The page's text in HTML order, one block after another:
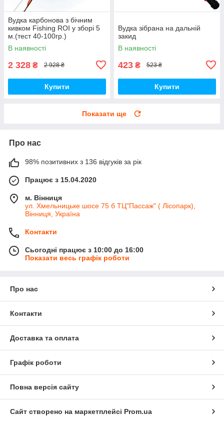
Вудка карбонова з бічним
кивком Fishing ROI у зборі 5
м.(тест 40-100гр.)
В наявності
2 328 ₴ 2 928 ₴
Купити
Вудка зібрана на дальній
закид
В наявності
423 ₴ 523 ₴
Купити
Показати ще
Про нас
98% позитивних з 136 відгуків за рік
Працює з 15.04.2020
м. Вінниця
ул. Хмельницьке шосе 75 б ТЦ"Пассаж" ( Лісопарк),
Вінниця, Україна
Контакти
Сьогодні працює з 10:00 до 16:00
Показати весь графік роботи
Про нас
Контакти
Доставка та оплата
Графік роботи
Повна версія сайту
Сайт створено на маркетплейсі Prom.ua